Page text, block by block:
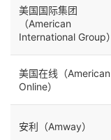
美国国际集团
（American
International Group）
美国在线（American
Online）
安利（Amway）